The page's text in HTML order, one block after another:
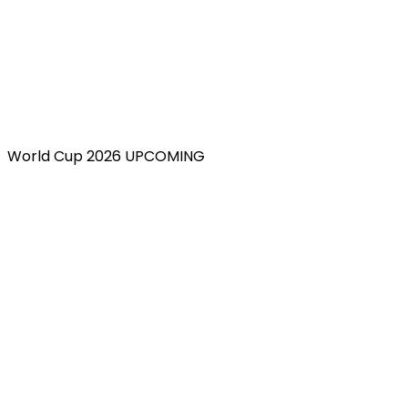
World Cup 2026 UPCOMING